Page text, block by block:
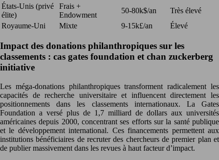
États-Unis (privé
élite)
Frais +
Endowment
50-80k$/an
Très élevé
Royaume-Uni
Mixte 9-15k£/an Élevé
Impact des donations philanthropiques sur les
classements : cas gates foundation et chan zuckerberg
initiative
Les méga-donations philanthropiques transforment radicalement les
capacités de recherche universitaire et influencent directement les
positionnements dans les classements internationaux. La Gates
Foundation a versé plus de 1,7 milliard de dollars aux universités
américaines depuis 2000, concentrant ses efforts sur la santé publique
et le développement international. Ces financements permettent aux
institutions bénéficiaires de recruter des chercheurs de premier plan et
de publier massivement dans les revues à haut facteur d’impact.